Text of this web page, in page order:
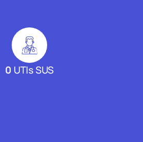
0 UTIs SUS